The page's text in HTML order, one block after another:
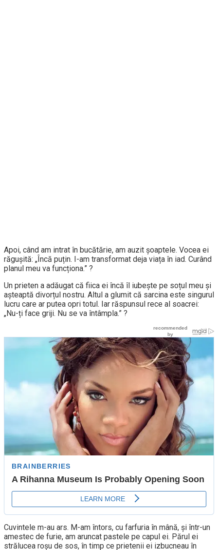
Apoi, când am intrat în bucătărie, am auzit șoaptele. Vocea ei
răgușită: „Încă puțin. I-am transformat deja viața în iad. Curând
planul meu va funcționa.” ?
Un prieten a adăugat că fiica ei încă îl iubește pe soțul meu și
așteaptă divorțul nostru. Altul a glumit că sarcina este singurul
lucru care ar putea opri totul. Iar răspunsul rece al soacrei:
„Nu-ți face griji. Nu se va întâmpla.” ?
Cuvintele m-au ars. M-am întors, cu farfuria în mână, și într-un
amestec de furie, am aruncat pastele pe capul ei. Părul ei
strălucea roșu de sos, în timp ce prietenii ei izbucneau în